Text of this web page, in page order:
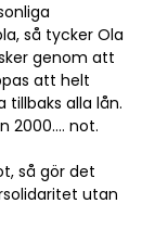
så tycker Ola
genom att
att helt
alla lån.
2000…. not.
så gör det
utan